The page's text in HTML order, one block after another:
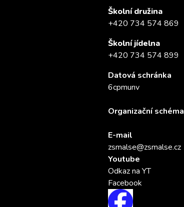
Školní družina
+420 734 574 869
Školní jídelna
+420 734 574 899
Datová schránka
6cpmunv
Organizační schéma
E-mail
zsmalse@zsmalse.cz
Youtube
Odkaz na YT
Facebook